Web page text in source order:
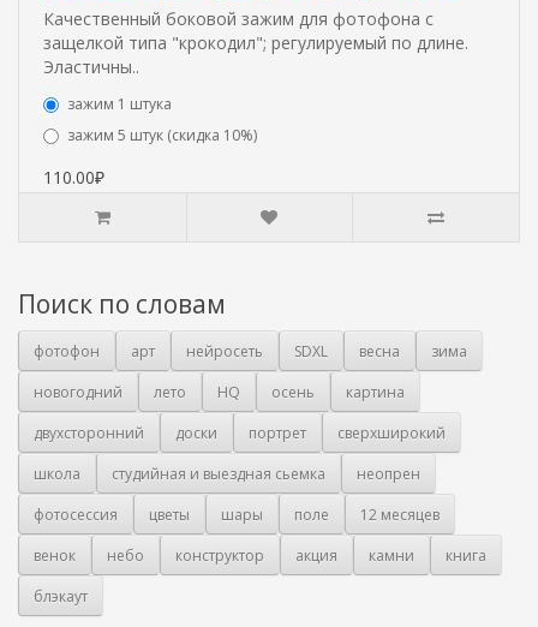
Качественный боковой зажим для фотофона с
защелкой типа "крокодил"; регулируемый по длине.
Эластичны..
зажим 1 штука
зажим 5 штук (скидка 10%)
110.00₽
Поиск по словам
фотофон арт нейросеть SDXL весна
зима
новогодний
лето HQ осень
картина
двухсторонний
доски портрет
сверхширокий
школа
студийная и выездная сьемка
неопрен
фотосессия
цветы шары поле
12 месяцев
венок
небо конструктор акция камни
книга
блэкаут